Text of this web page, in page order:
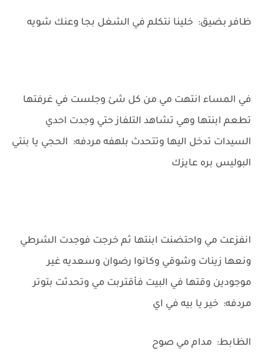
ظافر بضيق: خلينا نتكلم في الشغل بجا وعنك شويه
في المساء انتهت مي من كل شئ وجلست في غرفتها
تطعم ابنتها وهي تشاهد التلفاز حتي وجدت احدي
السيدات تدخل اليها وتتحدث بلهفه مردفه: الحجي يا بنتي
البوليس بره عايزك
انفزعت مي واحتضنت ابنتها ثم خرجت فوجدت الشرطي
ونعها زينات وشوقي وكانوا رضوان وسعديه غير
موجودين وقتها في البيت فأقتربت مي وتحدثت بتوتر
مردفه: خير يا بيه في اي
الظابط: مدام مي صوح